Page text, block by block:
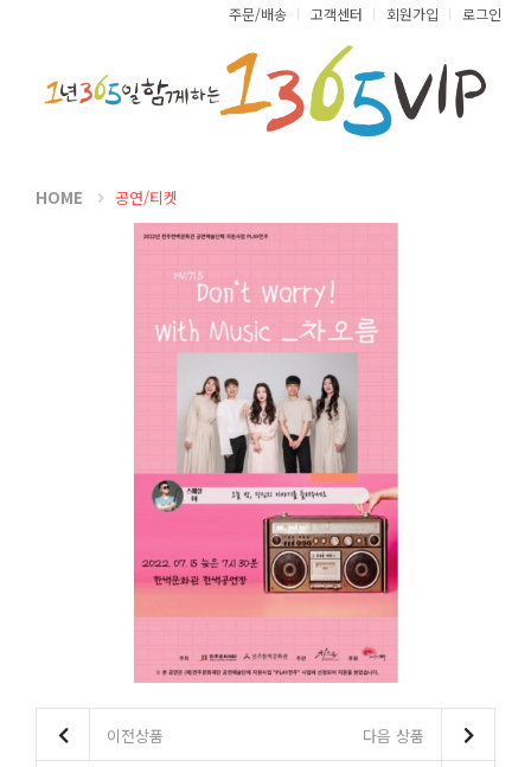
주문/배송 고객센터 회원가입 로그인
HOME 공연/티켓
이전상품 다음 상품